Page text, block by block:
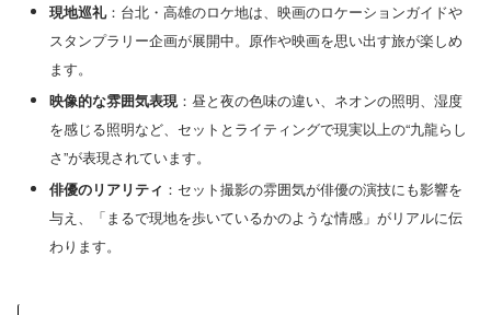
現地巡礼：台北・高雄のロケ地は、映画のロケーションガイドや
スタンプラリー企画が展開中。原作や映画を思い出す旅が楽しめ
ます。
映像的な雰囲気表現：昼と夜の色味の違い、ネオンの照明、湿度
を感じる照明など、セットとライティングで現実以上の“九龍らし
さ”が表現されています。
俳優のリアリティ ：セット撮影の雰囲気が俳優の演技にも影響を
与え、「まるで現地を歩いているかのような情感」がリアルに伝
わります。